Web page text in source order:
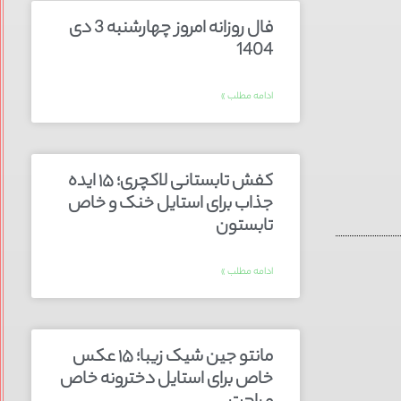
فال روزانه امروز چهارشنبه 3 دی
1404
ادامه مطلب »
کفش تابستانی لاکچری؛ ۱۵ ایده‌
جذاب برای استایل خنک و خاص
تابستون
ادامه مطلب »
مانتو جین شیک زیبا؛ ۱۵ عکس
خاص برای استایل دخترونه خاص